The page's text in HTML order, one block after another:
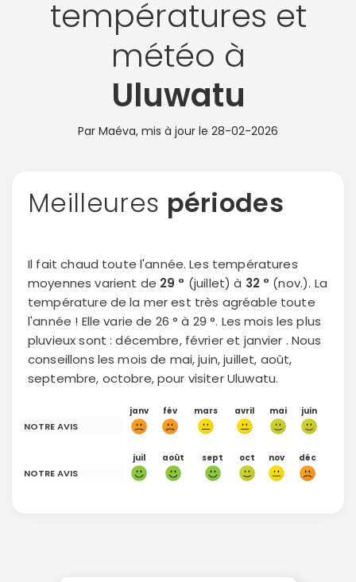
températures et
météo à
Uluwatu
Par Maéva, mis à jour le 28-02-2026
Meilleures périodes
Il fait chaud toute l'année. Les températures
moyennes varient de 29 ° (juillet) à 32 ° (nov.). La
température de la mer est très agréable toute
l'année ! Elle varie de 26 ° à 29 °. Les mois les plus
pluvieux sont : décembre, février et janvier . Nous
conseillons les mois de mai, juin, juillet, août,
septembre, octobre, pour visiter Uluwatu.
janv fév mars avril mai juin
NOTRE AVIS
juil août sept oct nov déc
NOTRE AVIS